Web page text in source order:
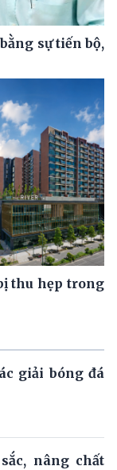
sự tiến bộ,
thu hẹp trong
giải bóng đá
nâng chất